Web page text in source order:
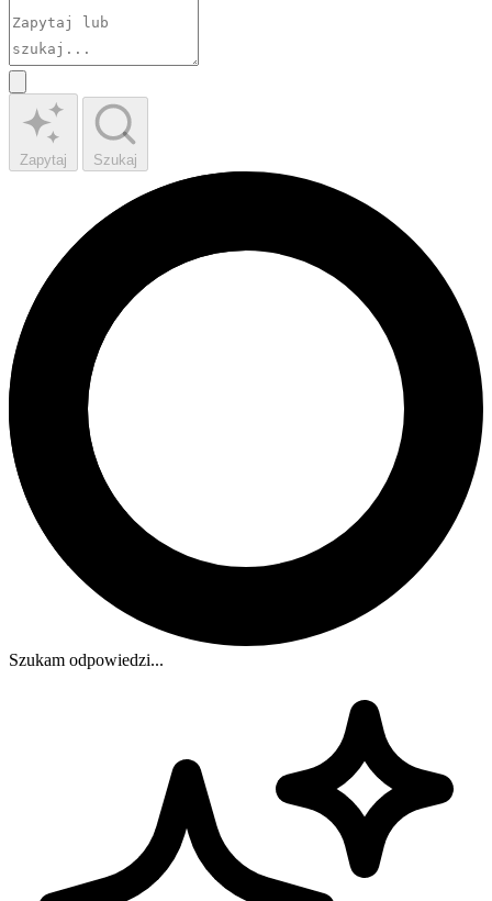
Zapytaj Szukaj
Szukam odpowiedzi...